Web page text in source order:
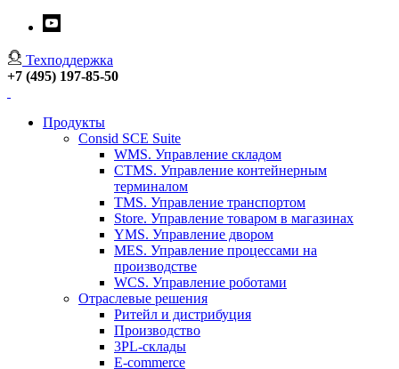
Техподдержка
+7 (495) 197-85-50
Продукты
Consid SCE Suite
WMS. Управление складом
CTMS. Управление контейнерным
терминалом
TMS. Управление транспортом
Store. Управление товаром в магазинах
YMS. Управление двором
MES. Управление процессами на
производстве
WCS. Управление роботами
Отраслевые решения
Ритейл и дистрибуция
Производство
3PL-склады
E-commerce